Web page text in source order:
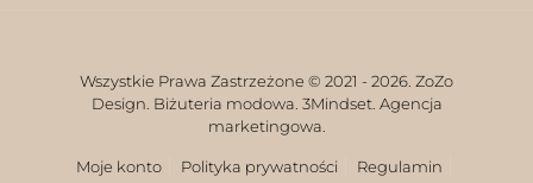
Wszystkie Prawa Zastrzeżone © 2021 - 2026. ZoZo
Design. Biżuteria modowa. 3Mindset. Agencja
marketingowa.
Moje konto Polityka prywatności
Regulamin